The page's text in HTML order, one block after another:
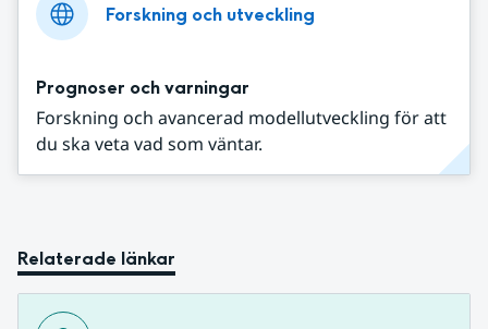
Forskning och utveckling
Prognoser och varningar
Forskning och avancerad modellutveckling för att
du ska veta vad som väntar.
Relaterade länkar